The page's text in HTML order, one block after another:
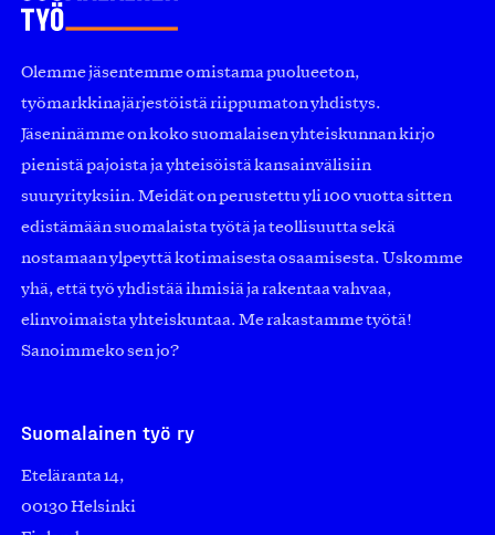
Olemme jäsentemme omistama puolueeton,
työmarkkinajärjestöistä riippumaton yhdistys.
Jäseninämme on koko suomalaisen yhteiskunnan kirjo
pienistä pajoista ja yhteisöistä kansainvälisiin
suuryrityksiin. Meidät on perustettu yli 100 vuotta sitten
edistämään suomalaista työtä ja teollisuutta sekä
nostamaan ylpeyttä kotimaisesta osaamisesta. Uskomme
yhä, että työ yhdistää ihmisiä ja rakentaa vahvaa,
elinvoimaista yhteiskuntaa. Me rakastamme työtä!
Sanoimmeko sen jo?
Suomalainen työ ry
Eteläranta 14,
00130 Helsinki